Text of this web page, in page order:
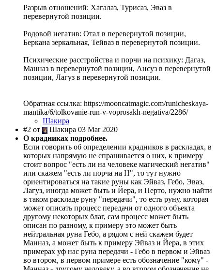
Разрыв отношений: Хагалаз, Турисаз, Эваз в
перевернутой позиции.
Родовой негатив: Отал в перевернутой позиции,
Беркана зеркальная, Тейваз в перевернутой позиции.
Психические расстройства и порчи на психику: Дагаз,
Манназ в перевернутой позиции, Ансуз в перевернутой
позиции, Лагуз в перевернутой позиции.
Обратная ссылка: https://mooncatmagic.com/runicheskaya-
mantika/6/tolkovanie-run-v-voprosakh-negativa/2286/
Шакира
#2 от
Шакира 03 Mar 2020
О крадниках подробнее.
Если говорить об определении крадников в раскладах, в
которых напрямую не спрашивается о них, к примеру
стоит вопрос "есть ли на человеке магический негатив"
или скажем "есть ли порча на Н", то тут нужно
ориентироваться на такие руны как Эйваз, Гебо, Эваз,
Лагуз, иногда может быть и Йера, и Перто, нужно найти
в таком раскладе руну "передачи", то есть руну, которая
может описать процесс передачи от одного объекта
другому некоторых благ, сам процесс может быть
описан по разному, к примеру это может быть
нейтральная руна Гебо, а рядом с ней скажем будет
Манназ, а может быть к примеру Эйваз и Йера, в этих
примерах уф нас руна передачи - Гебо в первом и Эйваз
во втором, в первом примере есть обозначение "кому" -